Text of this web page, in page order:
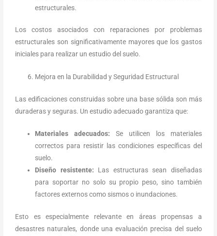
estructurales.
Los costos asociados con reparaciones por problemas
estructurales son significativamente mayores que los gastos
iniciales para realizar un estudio del suelo.
Mejora en la Durabilidad y Seguridad Estructural
Las edificaciones construidas sobre una base sólida son más
duraderas y seguras. Un estudio adecuado garantiza que:
Materiales adecuados: Se utilicen los materiales
correctos para resistir las condiciones específicas del
suelo.
Diseño resistente: Las estructuras sean diseñadas
para soportar no solo su propio peso, sino también
factores externos como sismos o inundaciones.
Esto es especialmente relevante en áreas propensas a
desastres naturales, donde una evaluación precisa del suelo